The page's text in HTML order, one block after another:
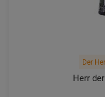
Der
Herr